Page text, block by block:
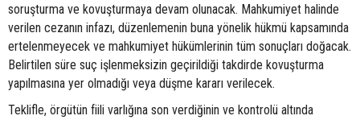
soruşturma ve kovuşturmaya devam olunacak. Mahkumiyet halinde
verilen cezanın infazı, düzenlemenin buna yönelik hükmü kapsamında
ertelenmeyecek ve mahkumiyet hükümlerinin tüm sonuçları doğacak.
Belirtilen süre suç işlenmeksizin geçirildiği takdirde kovuşturma
yapılmasına yer olmadığı veya düşme kararı verilecek.
Teklifle, örgütün fiili varlığına son verdiğinin ve kontrolü altında